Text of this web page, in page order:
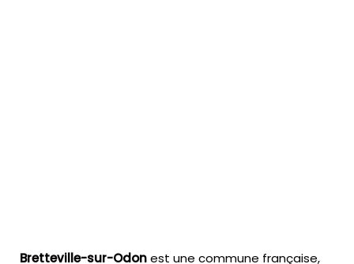
Bretteville-sur-Odonest une commune française,